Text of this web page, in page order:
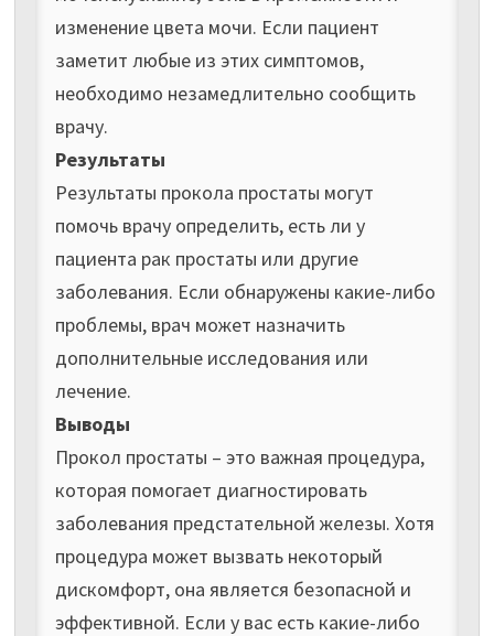
изменение цвета мочи. Если пациент
заметит любые из этих симптомов,
необходимо незамедлительно сообщить
врачу.
Результаты
Результаты прокола простаты могут
помочь врачу определить, есть ли у
пациента рак простаты или другие
заболевания. Если обнаружены какие-либо
проблемы, врач может назначить
дополнительные исследования или
лечение.
Выводы
Прокол простаты – это важная процедура,
которая помогает диагностировать
заболевания предстательной железы. Хотя
процедура может вызвать некоторый
дискомфорт, она является безопасной и
эффективной. Если у вас есть какие-либо